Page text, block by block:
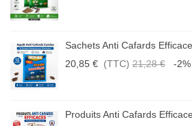
Sachets Anti Cafards
20,85 € (TTC) 21,28 € -2%
Produits Anti Cafards